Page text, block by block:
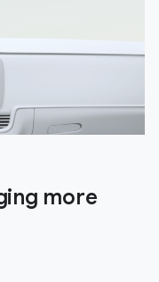
more